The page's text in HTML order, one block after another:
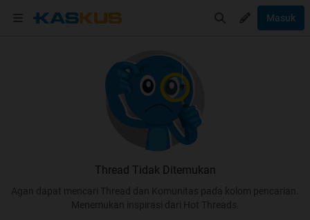
Masuk
Thread Tidak Ditemukan
Agan dapat mencari Thread dan Komunitas pada kolom pencarian.
Menemukan inspirasi dari Hot Threads.